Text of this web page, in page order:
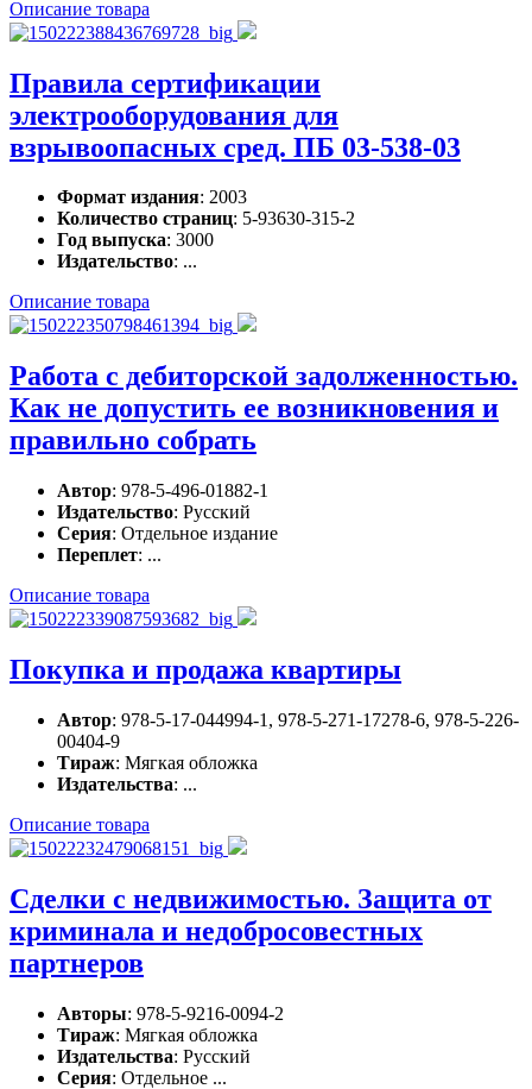
Описание товара
Правила сертификации
электрооборудования для
взрывоопасных сред. ПБ 03-538-03
Формат издания: 2003
Количество страниц: 5-93630-315-2
Год выпуска: 3000
Издательство: ...
Описание товара
Работа с дебиторской задолженностью.
Как не допустить ее возникновения и
правильно собрать
Автор: 978-5-496-01882-1
Издательство: Русский
Серия: Отдельное издание
Переплет: ...
Описание товара
Покупка и продажа квартиры
Автор: 978-5-17-044994-1, 978-5-271-17278-6, 978-5-226-
00404-9
Тираж: Мягкая обложка
Издательства: ...
Описание товара
Сделки с недвижимостью. Защита от
криминала и недобросовестных
партнеров
Авторы: 978-5-9216-0094-2
Тираж: Мягкая обложка
Издательства: Русский
Серия: Отдельное ...